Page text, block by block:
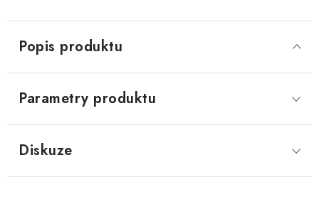
Popis produktu
Parametry produktu
Diskuze